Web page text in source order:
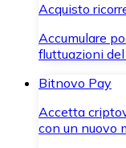
Acquisto
Accumulare
fluttuazioni
Bitnovo Pay
Accetta
con un nuovo